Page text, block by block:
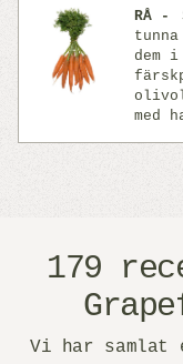
Previous
RÅ
dem
med
179
Vi har samlat